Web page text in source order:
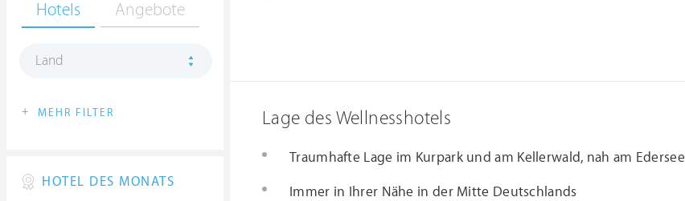
Lage des Wellnesshotels
Traumhafte Lage im Kurpark und am Kellerwald, nah am Edersee
Immer in Ihrer Nähe in der Mitte Deutschlands
Hotels Angebote
Land
+ MEHR FILTER
HOTEL DES MONATS